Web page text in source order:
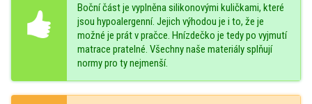
Boční část je vyplněna silikonovými kuličkami, které
jsou hypoalergenní. Jejich výhodou je i to, že je
možné je prát v pračce. Hnízdečko je tedy po vyjmutí
matrace pratelné. Všechny naše materiály splňují
normy pro ty nejmenší.